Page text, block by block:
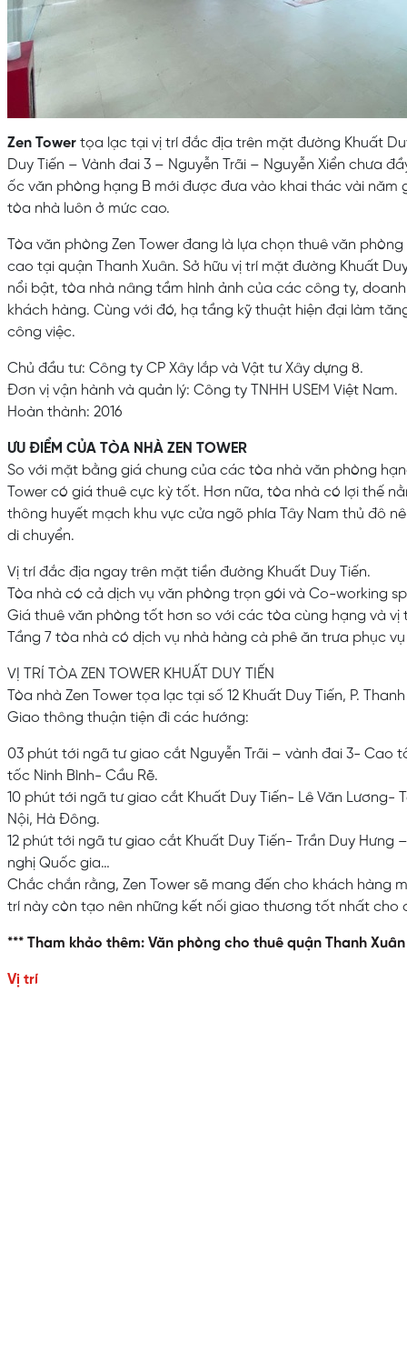
Zen Tower tọa lạc tại vị trí đắc địa trên mặt đường Khuất
Duy Tiến – Vành đai 3 – Nguyễn Trãi – Nguyễn Xiển chưa
ốc văn phòng hạng B mới được đưa vào khai thác vài năm
tòa nhà luôn ở mức cao.
Tòa văn phòng Zen Tower đang là lựa chọn thuê văn
cao tại quận Thanh Xuân. Sở hữu vị trí mặt đường Khuất
nổi bật, tòa nhà nâng tầm hình ảnh của các công ty,
khách hàng. Cùng với đó, hạ tầng kỹ thuật hiện đại làm
công việc.
Chủ đầu tư: Công ty CP Xây lắp và Vật tư Xây dựng 8.
Đơn vị vận hành và quản lý: Công ty TNHH USEM Việt Nam.
Hoàn thành: 2016
ƯU ĐIỂM CỦA TÒA NHÀ ZEN TOWER
So với mặt bằng giá chung của các tòa nhà văn phòng
Tower có giá thuê cực kỳ tốt. Hơn nữa, tòa nhà có lợi thế
thông huyết mạch khu vực cửa ngõ phía Tây Nam thủ đô
di chuyển.
Vị trí đắc địa ngay trên mặt tiền đường Khuất Duy Tiến.
Tòa nhà có cả dịch vụ văn phòng trọn gói và Co-working
Giá thuê văn phòng tốt hơn so với các tòa cùng hạng và vị
Tầng 7 tòa nhà có dịch vụ nhà hàng cà phê ăn trưa phục
VỊ TRÍ TÒA ZEN TOWER KHUẤT DUY TIẾN
Tòa nhà Zen Tower tọa lạc tại số 12 Khuất Duy Tiến, P.
Giao thông thuận tiện đi các hướng:
03 phút tới ngã tư giao cắt Nguyễn Trãi – vành đai 3- Cao
tốc Ninh Bình- Cầu Rẽ.
10 phút tới ngã tư giao cắt Khuất Duy Tiến- Lê Văn Lương-
Nội, Hà Đông.
12 phút tới ngã tư giao cắt Khuất Duy Tiến- Trần Duy Hưng
nghị Quốc gia…
Chắc chắn rằng, Zen Tower sẽ mang đến cho khách hàng
trí này còn tạo nên những kết nối giao thương tốt nhất cho
*** Tham khảo thêm: Văn phòng cho thuê quận Thanh Xuân
Vị trí